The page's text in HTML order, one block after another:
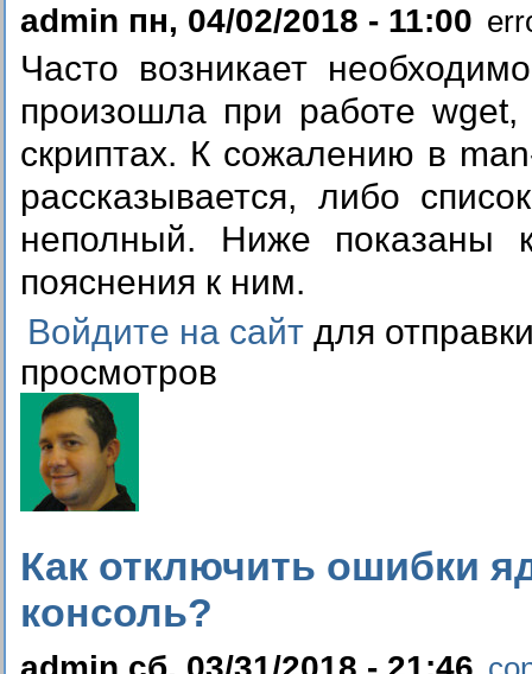
admin пн, 04/02/2018 - 11:00
Часто возникает
произошла при работе
скриптах. К сожалению в
рассказывается, либо
неполный. Ниже показаны
пояснения к ним.
Войдите на сайт для
просмотров
Как отключить ошибки
консоль?